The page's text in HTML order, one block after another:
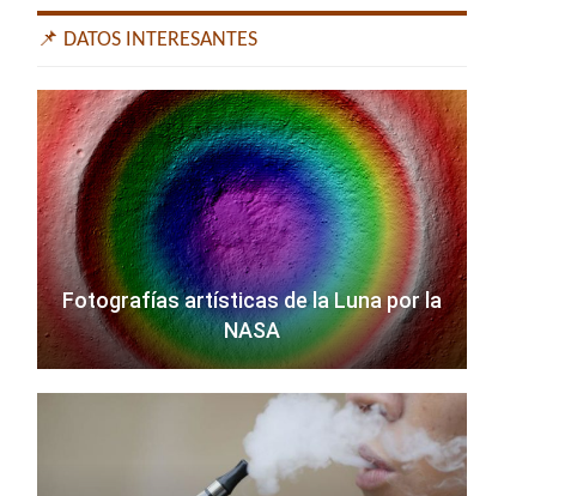
📌 DATOS INTERESANTES
Fotografías artísticas de la Luna por la
NASA